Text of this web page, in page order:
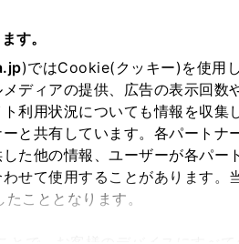
す。
)ではCookie(クッキー)を使用
ディアの提供、広告の表示回数
利用状況についても情報を収集
と共有しています。各パートナ
た他の情報、ユーザーが各パー
せて使用することがあります。
こととなります。